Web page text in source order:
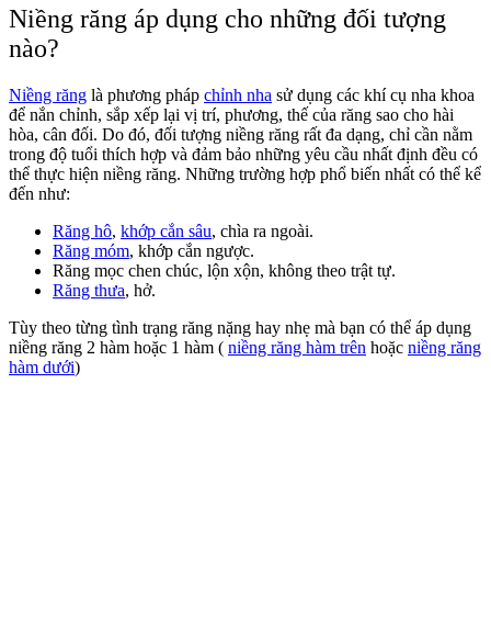
Niềng răng áp dụng cho những đối tượng
nào?
Niềng răng là phương pháp chỉnh nha sử dụng các khí cụ nha khoa
để nắn chỉnh, sắp xếp lại vị trí, phương, thế của răng sao cho hài
hòa, cân đối. Do đó, đối tượng niềng răng rất đa dạng, chỉ cần nằm
trong độ tuổi thích hợp và đảm bảo những yêu cầu nhất định đều có
thể thực hiện niềng răng. Những trường hợp phổ biến nhất có thể kể
đến như:
Răng hô, khớp cắn sâu, chìa ra ngoài.
Răng móm, khớp cắn ngược.
Răng mọc chen chúc, lộn xộn, không theo trật tự.
Răng thưa, hở.
Tùy theo từng tình trạng răng nặng hay nhẹ mà bạn có thể áp dụng
niềng răng 2 hàm hoặc 1 hàm ( niềng răng hàm trên hoặc niềng răng
hàm dưới)